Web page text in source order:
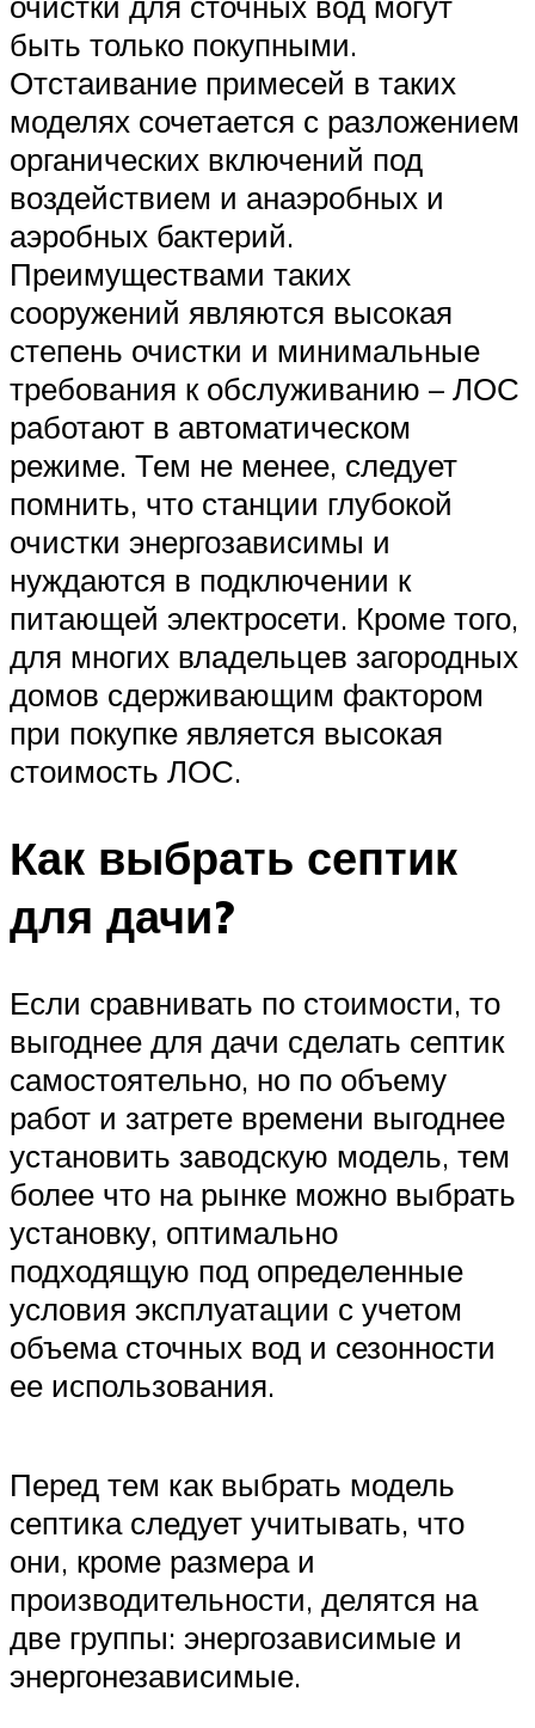
быть только покупными.
Отстаивание примесей в таких
моделях сочетается с разложением
органических включений под
воздействием и анаэробных и
аэробных бактерий.
Преимуществами таких
сооружений являются высокая
степень очистки и минимальные
требования к обслуживанию – ЛОС
работают в автоматическом
режиме. Тем не менее, следует
помнить, что станции глубокой
очистки энергозависимы и
нуждаются в подключении к
питающей электросети. Кроме того,
для многих владельцев загородных
домов сдерживающим фактором
при покупке является высокая
стоимость ЛОС.
Как выбрать септик
для дачи?
Если сравнивать по стоимости, то
выгоднее для дачи сделать септик
самостоятельно, но по объему
работ и затрете времени выгоднее
установить заводскую модель, тем
более что на рынке можно выбрать
установку, оптимально
подходящую под определенные
условия эксплуатации с учетом
объема сточных вод и сезонности
ее использования.
Перед тем как выбрать модель
септика следует учитывать, что
они, кроме размера и
производительности, делятся на
две группы: энергозависимые и
энергонезависимые.